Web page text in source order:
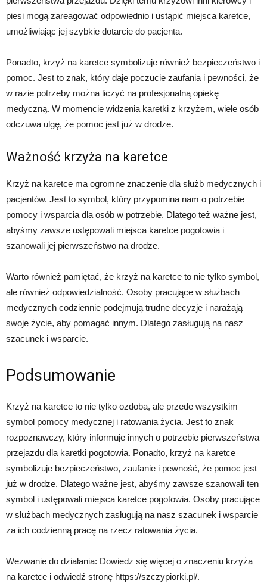
piesi mogą zareagować odpowiednio i ustąpić miejsca karetce,
umożliwiając jej szybkie dotarcie do pacjenta.
Ponadto, krzyż na karetce symbolizuje również bezpieczeństwo i
pomoc. Jest to znak, który daje poczucie zaufania i pewności, że
w razie potrzeby można liczyć na profesjonalną opiekę
medyczną. W momencie widzenia karetki z krzyżem, wiele osób
odczuwa ulgę, że pomoc jest już w drodze.
Ważność krzyża na karetce
Krzyż na karetce ma ogromne znaczenie dla służb medycznych i
pacjentów. Jest to symbol, który przypomina nam o potrzebie
pomocy i wsparcia dla osób w potrzebie. Dlatego też ważne jest,
abyśmy zawsze ustępowali miejsca karetce pogotowia i
szanowali jej pierwszeństwo na drodze.
Warto również pamiętać, że krzyż na karetce to nie tylko symbol,
ale również odpowiedzialność. Osoby pracujące w służbach
medycznych codziennie podejmują trudne decyzje i narażają
swoje życie, aby pomagać innym. Dlatego zasługują na nasz
szacunek i wsparcie.
Podsumowanie
Krzyż na karetce to nie tylko ozdoba, ale przede wszystkim
symbol pomocy medycznej i ratowania życia. Jest to znak
rozpoznawczy, który informuje innych o potrzebie pierwszeństwa
przejazdu dla karetki pogotowia. Ponadto, krzyż na karetce
symbolizuje bezpieczeństwo, zaufanie i pewność, że pomoc jest
już w drodze. Dlatego ważne jest, abyśmy zawsze szanowali ten
symbol i ustępowali miejsca karetce pogotowia. Osoby pracujące
w służbach medycznych zasługują na nasz szacunek i wsparcie
za ich codzienną pracę na rzecz ratowania życia.
Wezwanie do działania: Dowiedz się więcej o znaczeniu krzyża
na karetce i odwiedź stronę https://szczypiorki.pl/.